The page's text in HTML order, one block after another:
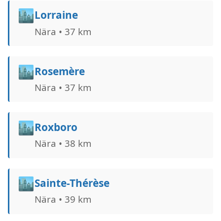
🏙️Lorraine
Nära • 37 km
🏙️Rosemère
Nära • 37 km
🏙️Roxboro
Nära • 38 km
🏙️Sainte-Thérèse
Nära • 39 km